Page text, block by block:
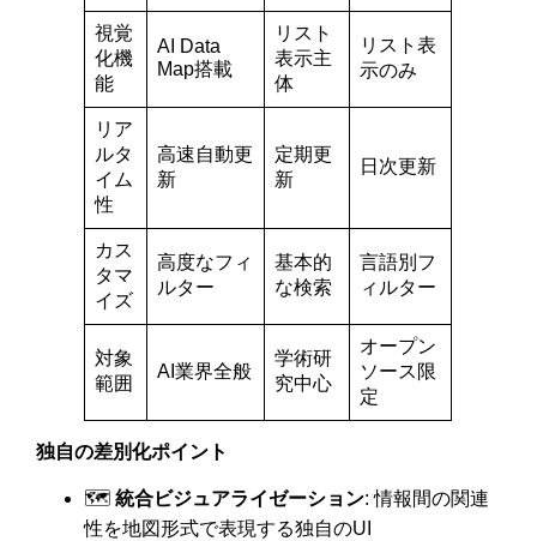
視覚
化機
能
AI Data
Map搭載
リスト
表示主
体
リスト表
示のみ
リア
ルタ
イム
性
高速自動更
新
定期更
新
日次更新
カス
タマ
イズ
高度なフィ
ルター
基本的
な検索
言語別フ
ィルター
対象
範囲
AI業界全般
学術研
究中心
オープン
ソース限
定
独自の差別化ポイント
🗺️統合ビジュアライゼーション: 情報間の関連
性を地図形式で表現する独自のUI